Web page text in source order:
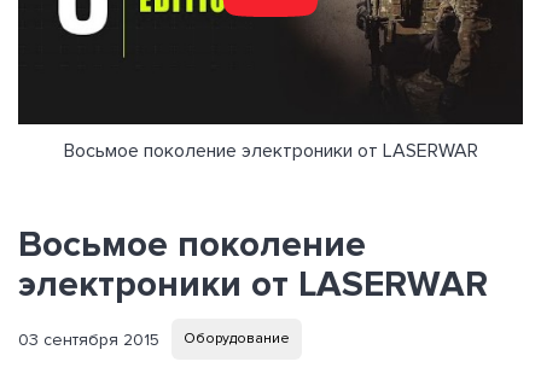
Восьмое поколение
электроники от LASERWAR
03 сентября 2015 Оборудование
Восьмое поколение электроники от LASERWAR